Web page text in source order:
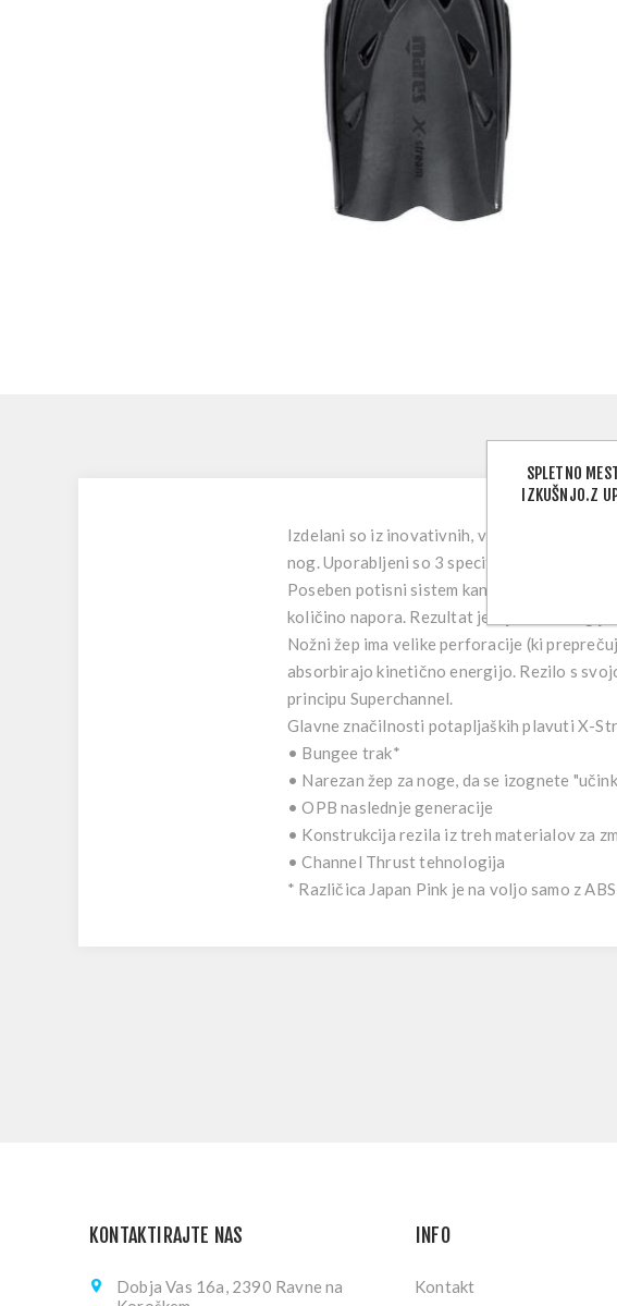
Izdelani so iz inovativnih, visoko
nog. Uporabljeni so 3 specifični materiali
Poseben potisni sistem kanala ustvarja
količino napora. Rezultat je izjemno
Nožni žep ima velike perforacije (ki
absorbirajo kinetično energijo. Rezilo s
principu Superchannel.
Glavne značilnosti potapljaških plavuti X-
• Bungee trak*
• Narezan žep za noge, da se izognete
• OPB naslednje generacije
• Konstrukcija rezila iz treh materialov za
• Channel Thrust tehnologija
* Različica Japan Pink je na voljo samo z
KONTAKTIRAJTE NAS
Dobja Vas 16a, 2390 Ravne na
INFO
Kontakt
SPLETNO
IZKUŠNJO.Z